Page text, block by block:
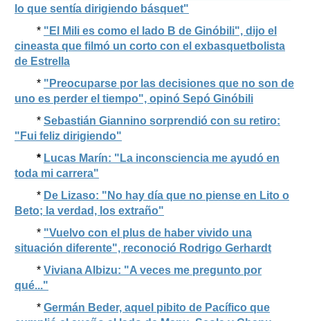
lo que sentía dirigiendo básquet"
* "El Mili es como el lado B de Ginóbili", dijo el
cineasta que filmó un corto con el exbasquetbolista
de Estrella
* "Preocuparse por las decisiones que no son de
uno es perder el tiempo", opinó Sepó Ginóbili
* Sebastián Giannino sorprendió con su retiro:
"Fui feliz dirigiendo"
* Lucas Marín: "La inconsciencia me ayudó en
toda mi carrera"
* De Lizaso: "No hay día que no piense en Lito o
Beto; la verdad, los extraño"
* "Vuelvo con el plus de haber vivido una
situación diferente", reconoció Rodrigo Gerhardt
* Viviana Albizu: "A veces me pregunto por
qué..."
* Germán Beder, aquel pibito de Pacífico que